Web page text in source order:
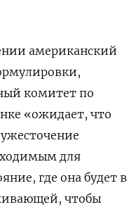
американский
комитет по
«ожидает, что
для
где она будет в
чтобы